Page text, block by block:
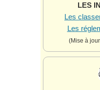
LES
Les
Les
(Mise à